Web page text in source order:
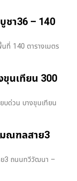
ชา36 – 140
ที่ 140 ตารางเมตร
ขุนเทียน 300
ยบด่วน​ บางขุนเทียน​
มณฑลสาย3
ย3 ถนนทวีวัฒนา –